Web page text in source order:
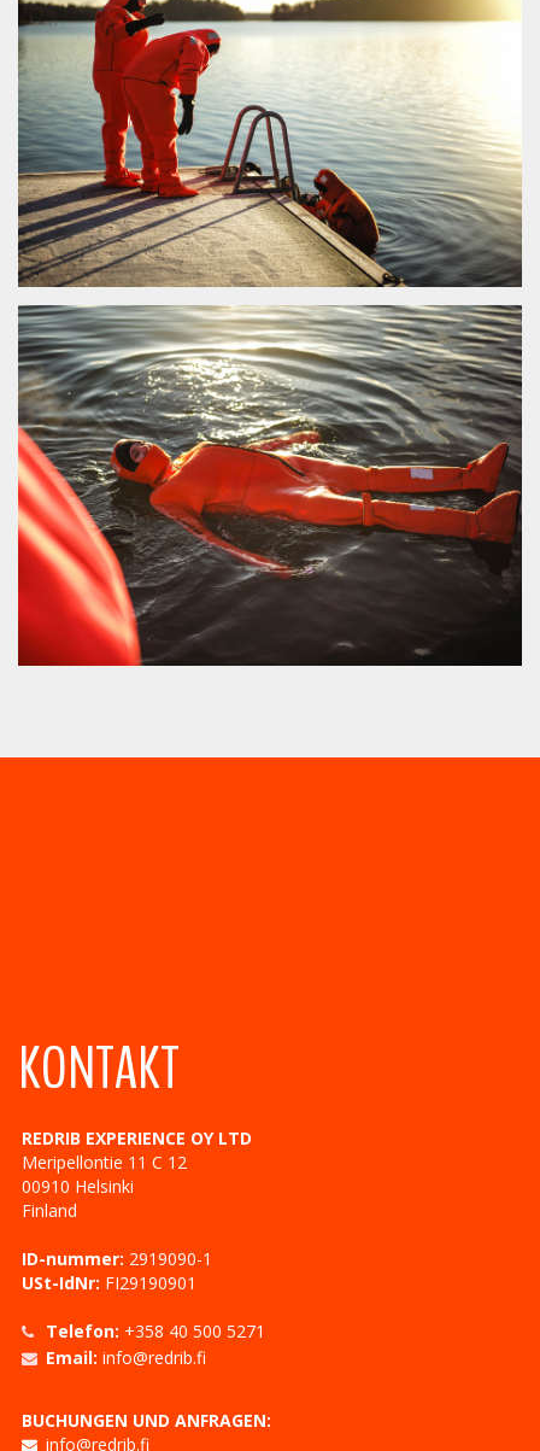
KONTAKT
REDRIB EXPERIENCE OY LTD
Meripellontie 11 C 12
00910 Helsinki
Finland
ID-nummer: 2919090-1
USt-IdNr: FI29190901
Telefon: +358 40 500 5271
Email: info@redrib.fi
BUCHUNGEN UND ANFRAGEN:
info@redrib.fi